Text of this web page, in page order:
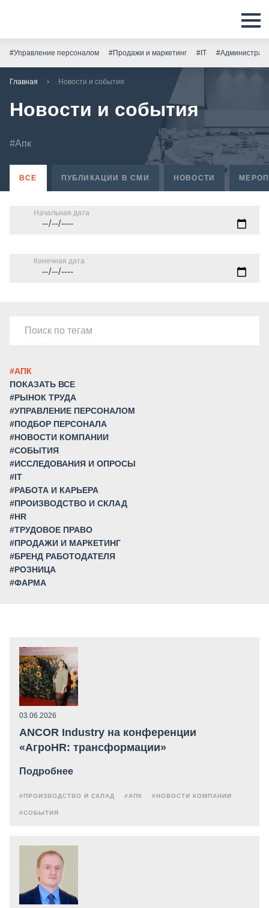
#Управление персоналом #Продажи и маркетинг #IT
Главная Новости и события
Новости и события
#Апк
ВСЕ ПУБЛИКАЦИИ В СМИ НОВОСТИ
Начальная дата
Конечная дата
#АПК
ПОКАЗАТЬ ВСЕ
#РЫНОК ТРУДА
#УПРАВЛЕНИЕ ПЕРСОНАЛОМ
#ПОДБОР ПЕРСОНАЛА
#НОВОСТИ КОМПАНИИ
#СОБЫТИЯ
#ИССЛЕДОВАНИЯ И ОПРОСЫ
#IT
#РАБОТА И КАРЬЕРА
#ПРОИЗВОДСТВО И СКЛАД
#HR
#ТРУДОВОЕ ПРАВО
#ПРОДАЖИ И МАРКЕТИНГ
#БРЕНД РАБОТОДАТЕЛЯ
#РОЗНИЦА
#ФАРМА
03.06.2026
ANCOR Industry на конференции
«АгроHR: трансформации»
Подробнее
#ПРОИЗВОДСТВО И СКЛАД #АПК #НОВОСТИ КОМПАНИИ
#СОБЫТИЯ